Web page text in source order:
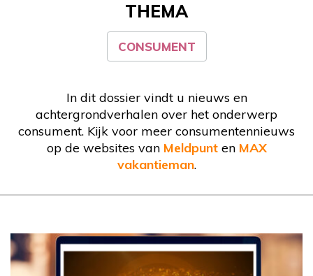
THEMA
CONSUMENT
In dit dossier vindt u nieuws en
achtergrondverhalen over het onderwerp
consument. Kijk voor meer consumentennieuws
op de websites van Meldpunten MAX
vakantieman.